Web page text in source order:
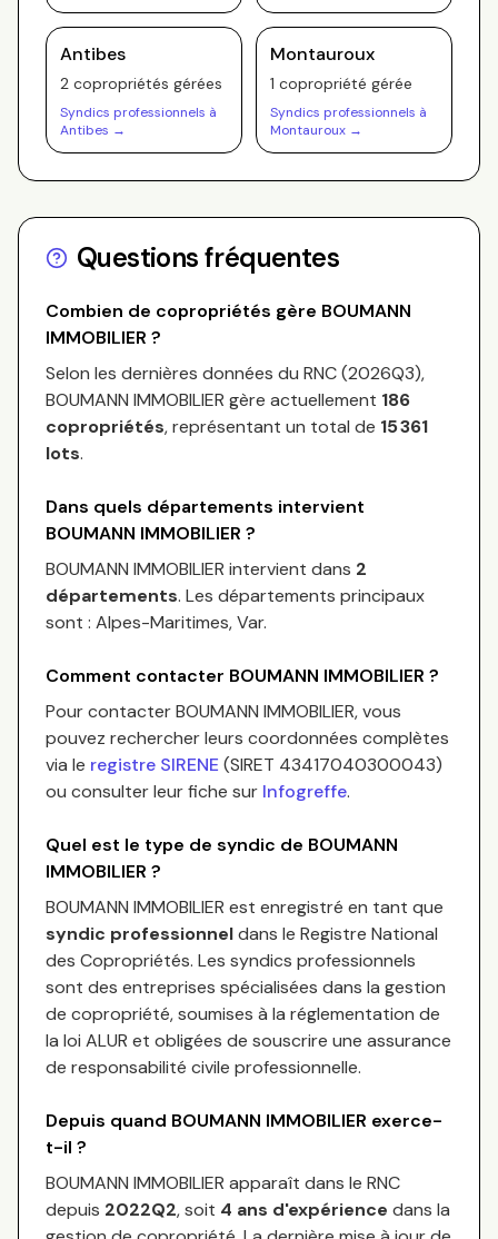
Antibes
2 copropriétés gérées
Syndics professionnels à
Antibes →
Montauroux
1 copropriété gérée
Syndics professionnels à
Montauroux →
Questions fréquentes
Combien de copropriétés gère BOUMANN
IMMOBILIER ?
Selon les dernières données du RNC (2026Q3),
BOUMANN IMMOBILIER gère actuellement 186
copropriétés, représentant un total de 15 361
lots.
Dans quels départements intervient
BOUMANN IMMOBILIER ?
BOUMANN IMMOBILIER intervient dans 2
départements. Les départements principaux
sont : Alpes-Maritimes, Var.
Comment contacter BOUMANN IMMOBILIER ?
Pour contacterBOUMANN IMMOBILIER, vous
pouvez rechercher leurs coordonnées complètes
via le registre SIRENE (SIRET 43417040300043)
ou consulter leur fiche sur Infogreffe.
Quel est le type de syndic de BOUMANN
IMMOBILIER ?
BOUMANN IMMOBILIER est enregistré en tant que
syndic professionneldans le Registre National
des Copropriétés. Les syndics professionnels
sont des entreprises spécialisées dans la gestion
de copropriété, soumises à la réglementation de
la loi ALUR et obligées de souscrire une assurance
de responsabilité civile professionnelle.
Depuis quand BOUMANN IMMOBILIER exerce-
t-il ?
BOUMANN IMMOBILIER apparaît dans le RNC
depuis 2022Q2, soit 4 ans d'expérience dans la